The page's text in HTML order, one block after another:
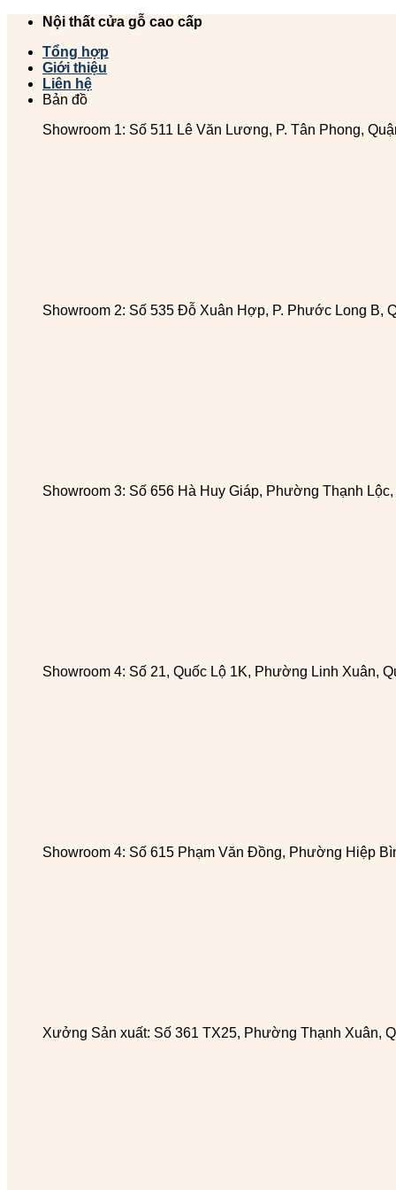
Chuyển
dung
Nội thất cửa gỗ cao cấp
Tổng hợp
Giới thiệu
Liên hệ
Bản đồ
Showroom 1: Số 511 Lê Văn Lương, P. Tân Phong,
Showroom 2: Số 535 Đỗ Xuân Hợp, P. Phước Long B,
Showroom 3: Số 656 Hà Huy Giáp, Phường Thạnh Lộc,
Showroom 4: Số 21, Quốc Lộ 1K, Phường Linh Xuân,
Showroom 4: Số 615 Phạm Văn Đồng, Phường Hiệp
Xưởng Sản xuất: Số 361 TX25, Phường Thạnh Xuân,